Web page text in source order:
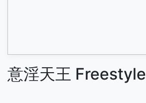
意淫天王 Freestyle